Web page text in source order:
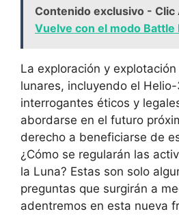
Contenido exclusivo - Clic
Vuelve con el modo Battle
La exploración y
lunares, incluyendo el
interrogantes éticos y
abordarse en el futuro
derecho a beneficiarse de
¿Cómo se regularán las
la Luna? Estas son solo
preguntas que surgirán a
adentremos en esta nueva